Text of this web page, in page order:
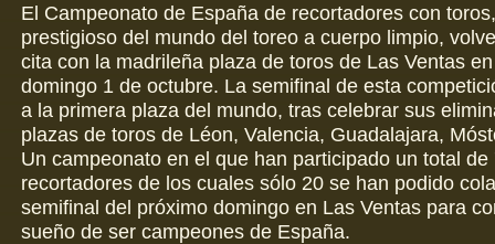
El Campeonato de España de recortadores con
prestigioso del mundo del toreo a cuerpo limpio,
cita con la madrileña plaza de toros de Las Ventas
domingo 1 de octubre. La semifinal de esta
a la primera plaza del mundo, tras celebrar sus
plazas de toros de Léon, Valencia, Guadalajara,
Un campeonato en el que han participado un total de
recortadores de los cuales sólo 20 se han podido
semifinal del próximo domingo en Las Ventas para
sueño de ser campeones de España.